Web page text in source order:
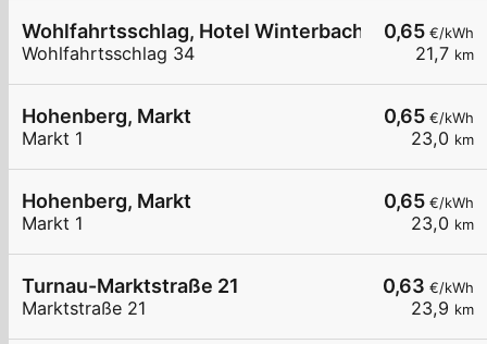
0,65 €/kWh
21,7 km
Wohlfahrtsschlag, Hotel Winterbach
Wohlfahrtsschlag 34
0,65 €/kWh
23,0 km
Hohenberg, Markt
Markt 1
0,65 €/kWh
23,0 km
Hohenberg, Markt
Markt 1
0,63 €/kWh
23,9 km
Turnau-Marktstraße 21
Marktstraße 21